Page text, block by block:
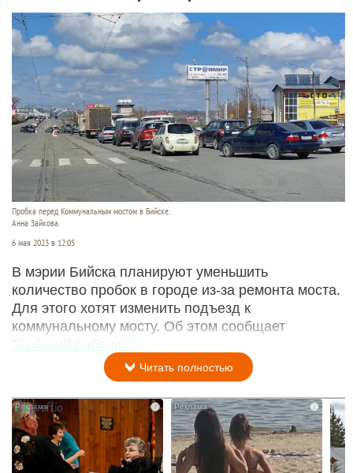
Пробка перед Коммунальным мостом в Бийске.
Анна Зайкова.
6 мая 2023 в 12:05
В мэрии Бийска планируют уменьшить
количество пробок в городе из-за ремонта моста.
Для этого хотят изменить подъезд к
коммунальному мосту. Об этом сообщает
"Бийский рабочий".
Читать полностью
i